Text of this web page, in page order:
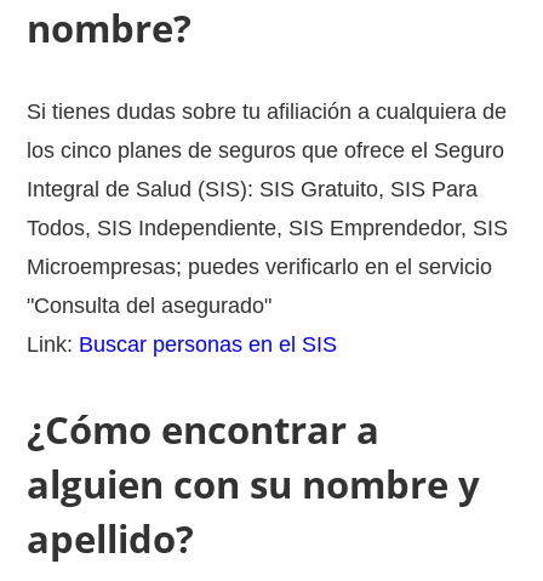
nombre?
Si tienes dudas sobre tu afiliación a cualquiera de
los cinco planes de seguros que ofrece el Seguro
Integral de Salud (SIS): SIS Gratuito, SIS Para
Todos, SIS Independiente, SIS Emprendedor, SIS
Microempresas; puedes verificarlo en el servicio
"Consulta del asegurado"
Link: Buscar personas en el SIS
¿Cómo encontrar a
alguien con su nombre y
apellido?